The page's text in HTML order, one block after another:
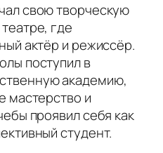
свою творческую
где
актёр и режиссёр.
поступил в
академию,
мастерство и
проявил себя как
студент.